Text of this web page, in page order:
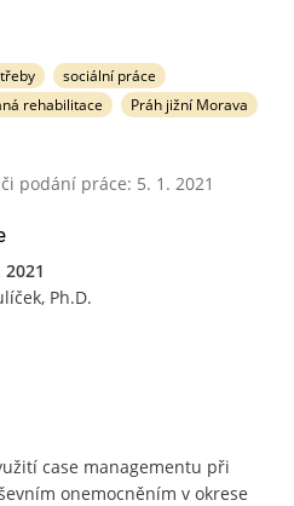
sociální práce
rehabilitace Práh jižní Morava
podání práce: 5. 1. 2021
2021
Ph.D.
case managementu při
onemocněním v okrese